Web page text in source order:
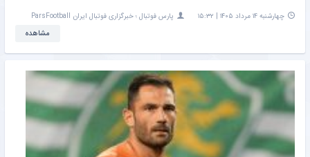
چهارشنبه ۱۴ مرداد ۱۴۰۵ | ۱۵:۳۲ پارس فوتبال ؛ خبرگزاری فوتبال ایران ParsFootball
مشاهده